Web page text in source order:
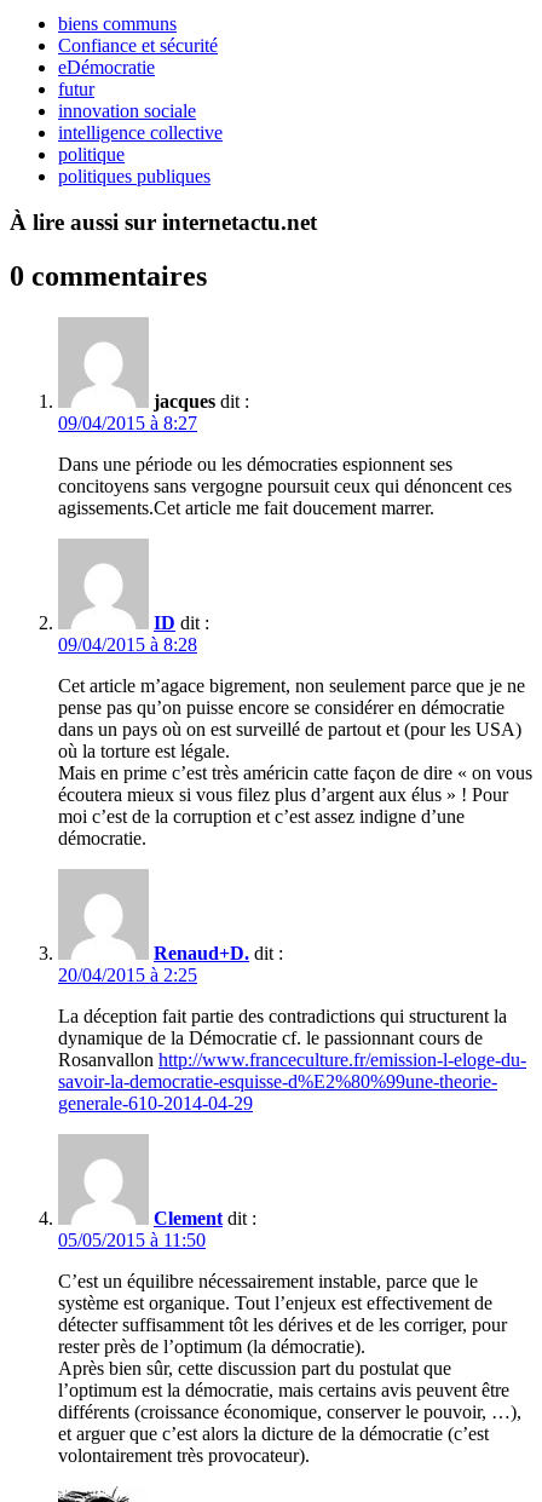
biens communs
Confiance et sécurité
eDémocratie
futur
innovation sociale
intelligence collective
politique
politiques publiques
À lire aussi sur internetactu.net
0 commentaires
jacques dit :
09/04/2015 à 8:27
Dans une période ou les démocraties espionnent ses
concitoyens sans vergogne poursuit ceux qui dénoncent ces
agissements.Cet article me fait doucement marrer.
ID dit :
09/04/2015 à 8:28
Cet article m’agace bigrement, non seulement parce que je ne
pense pas qu’on puisse encore se considérer en démocratie
dans un pays où on est surveillé de partout et (pour les USA)
où la torture est légale.
Mais en prime c’est très américin catte façon de dire « on vous
écoutera mieux si vous filez plus d’argent aux élus » ! Pour
moi c’est de la corruption et c’est assez indigne d’une
démocratie.
Renaud+D. dit :
20/04/2015 à 2:25
La déception fait partie des contradictions qui structurent la
dynamique de la Démocratie cf. le passionnant cours de
Rosanvallon http://www.franceculture.fr/emission-l-eloge-du-
savoir-la-democratie-esquisse-d%E2%80%99une-theorie-
generale-610-2014-04-29
Clement dit :
05/05/2015 à 11:50
C’est un équilibre nécessairement instable, parce que le
système est organique. Tout l’enjeux est effectivement de
détecter suffisamment tôt les dérives et de les corriger, pour
rester près de l’optimum (la démocratie).
Après bien sûr, cette discussion part du postulat que
l’optimum est la démocratie, mais certains avis peuvent être
différents (croissance économique, conserver le pouvoir, …),
et arguer que c’est alors la dicture de la démocratie (c’est
volontairement très provocateur).